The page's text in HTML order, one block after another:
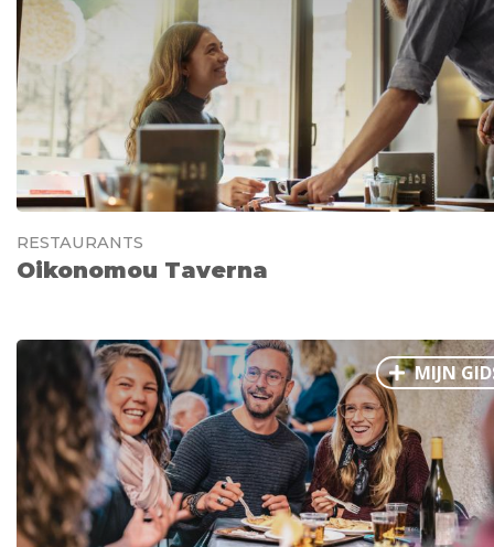
RESTAURANTS
Oikonomou Taverna
MIJN